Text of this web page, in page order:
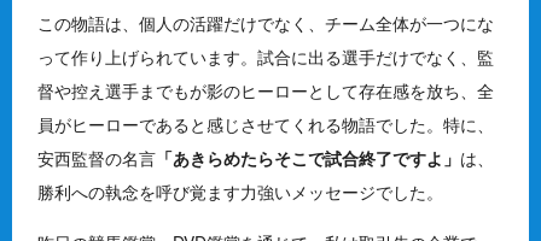
この物語は、個人の活躍だけでなく、チーム全体が一つにな
って作り上げられています。試合に出る選手だけでなく、監
督や控え選手までもが影のヒーローとして存在感を放ち、全
員がヒーローであると感じさせてくれる物語でした。特に、
安西監督の名言 「あきらめたらそこで試合終了ですよ」 は、
勝利への執念を呼び覚ます力強いメッセージでした。